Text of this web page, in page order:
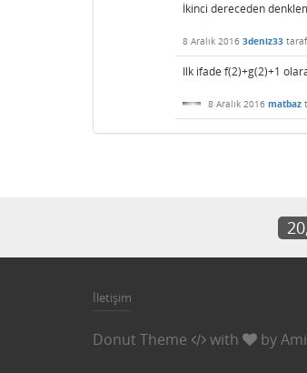
İkinci dereceden
8 Aralık 2016 3deniz33
Ilk ifade f(2)+g(2)+1
8 Aralık 2016 matbaz
İletişim
Donut Theme with by